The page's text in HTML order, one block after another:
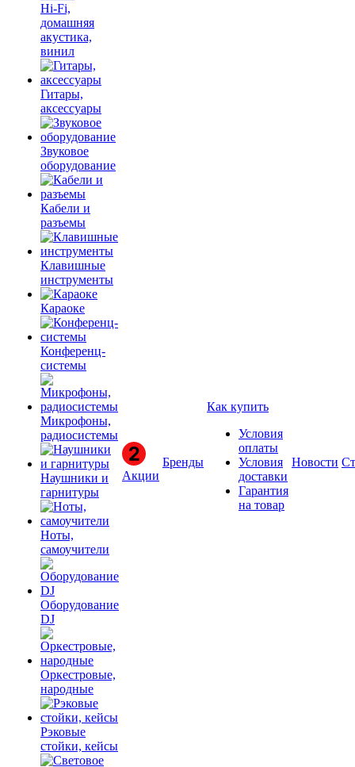
Hi-Fi,
домашняя
акустика,
винил
Гитары,
аксессуары
Звуковое
оборудование
Кабели и
разъемы
Клавишные
инструменты
Караоке
Конференц-
системы
Микрофоны,
радиосистемы
Наушники и
гарнитуры
Ноты,
самоучители
Оборудование
DJ
Оркестровые,
народные
Рэковые
стойки, кейсы
Акции
Бренды
Как купить
Условия
оплаты
Условия
доставки
Гарантия
на товар
Новости